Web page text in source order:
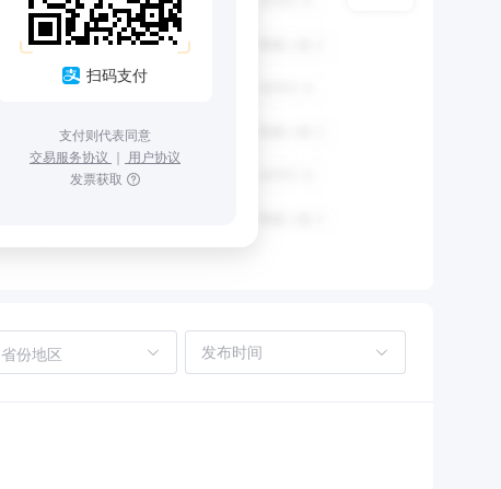
扫码支付
支付则代表同意
交易服务协议 ｜ 用户协议
发票获取
省份地区